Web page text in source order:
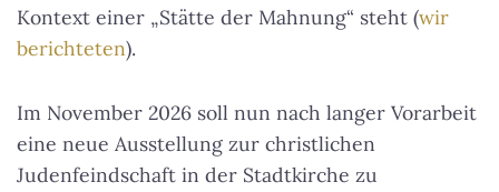
Kontext einer „Stätte der Mahnung“ steht (wir
berichteten).
Im November 2026 soll nun nach langer Vorarbeit
eine neue Ausstellung zur christlichen
Judenfeindschaft in der Stadtkirche zu